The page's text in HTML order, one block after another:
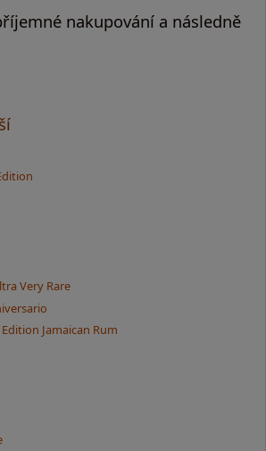
nakupování a následně
Very Rare
Jamaican Rum